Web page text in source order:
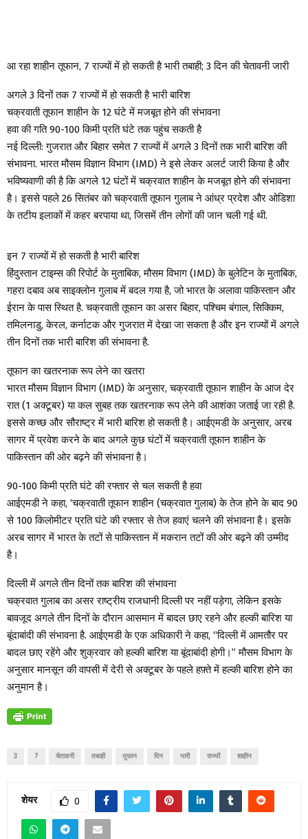
आ रहा शाहीन तूफान, 7 राज्यों में हो सकती है भारी तबाही; 3 दिन की चेतावनी जारी
अगले 3 दिनों तक 7 राज्यों में हो सकती है भारी बारिश
चक्रवाती तूफान शाहीन के 12 घंटे में मजबूत होने की संभावना
हवा की गति 90-100 किमी प्रति घंटे तक पहुंच सकती है
नई दिल्ली: गुजरात और बिहार समेत 7 राज्यों में अगले 3 दिनों तक भारी बारिश की
संभावना. भारत मौसम विज्ञान विभाग (IMD) ने इसे लेकर अलर्ट जारी किया है और
भविष्यवाणी की है कि अगले 12 घंटों में चक्रवात शाहीन के मजबूत होने की संभावना
है। इससे पहले 26 सितंबर को चक्रवाती तूफान गुलाब ने आंध्र प्रदेश और ओडिशा
के तटीय इलाकों में कहर बरपाया था, जिसमें तीन लोगों की जान चली गई थी.
इन 7 राज्यों में हो सकती है भारी बारिश
हिंदुस्तान टाइम्स की रिपोर्ट के मुताबिक, मौसम विभाग (IMD) के बुलेटिन के मुताबिक,
गहरा दबाव अब साइक्लोन गुलाब में बदल गया है, जो भारत के अलावा पाकिस्तान और
ईरान के पास स्थित है. चक्रवाती तूफान का असर बिहार, पश्चिम बंगाल, सिक्किम,
तमिलनाडु, केरल, कर्नाटक और गुजरात में देखा जा सकता है और इन राज्यों में अगले
तीन दिनों तक भारी बारिश की संभावना है.
तूफान का खतरनाक रूप लेने का खतरा
भारत मौसम विज्ञान विभाग (IMD) के अनुसार, चक्रवाती तूफान शाहीन के आज देर
रात (1 अक्टूबर) या कल सुबह तक खतरनाक रूप लेने की आशंका जताई जा रही है.
इससे कच्छ और सौराष्ट्र में भारी बारिश हो सकती है। आईएमडी के अनुसार, अरब
सागर में प्रवेश करने के बाद अगले कुछ घंटों में चक्रवाती तूफान शाहीन के
पाकिस्तान की ओर बढ़ने की संभावना है।
90-100 किमी प्रति घंटे की रफ्तार से चल सकती है हवा
आईएमडी ने कहा, ‘चक्रवाती तूफान शाहीन (चक्रवात गुलाब) के तेज होने के बाद 90
से 100 किलोमीटर प्रति घंटे की रफ्तार से तेज हवाएं चलने की संभावना है। इसके
अरब सागर में भारत के तटों से पाकिस्तान में मकरान तटों की ओर बढ़ने की उम्मीद
है।
दिल्ली में अगले तीन दिनों तक बारिश की संभावना
चक्रवात गुलाब का असर राष्ट्रीय राजधानी दिल्ली पर नहीं पड़ेगा, लेकिन इसके
बावजूद अगले तीन दिनों के दौरान आसमान में बादल छाए रहने और हल्की बारिश या
बूंदाबांदी की संभावना है. आईएमडी के एक अधिकारी ने कहा, “दिल्ली में आमतौर पर
बादल छाए रहेंगे और शुक्रवार को हल्की बारिश या बूंदाबांदी होगी।” मौसम विभाग के
अनुसार मानसून की वापसी में देरी से अक्टूबर के पहले हफ़्ते में हल्की बारिश होने का
अनुमान है।
3 7 चेतावनी तबाही तूफान दिन भारी राज्यों शाहीन
शेयर 0